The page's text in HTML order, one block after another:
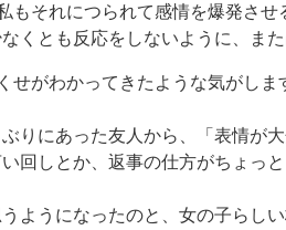
もそれにつられて感情を爆発さ
くとも反応をしないように、ま
せがわかってきたような気がし
りにあった友人から、「表情が
回しとか、返事の仕方がちょっ
ようになったのと、女の子らし